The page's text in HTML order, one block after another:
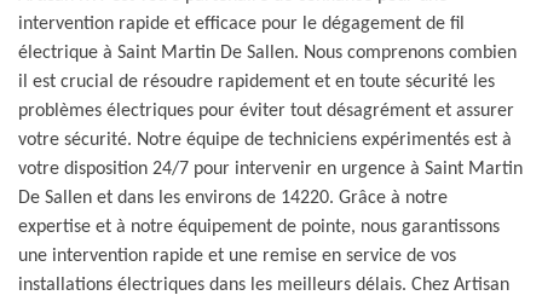
intervention rapide et efficace pour le dégagement de fil
électrique à Saint Martin De Sallen. Nous comprenons combien
il est crucial de résoudre rapidement et en toute sécurité les
problèmes électriques pour éviter tout désagrément et assurer
votre sécurité. Notre équipe de techniciens expérimentés est à
votre disposition 24/7 pour intervenir en urgence à Saint Martin
De Sallen et dans les environs de 14220. Grâce à notre
expertise et à notre équipement de pointe, nous garantissons
une intervention rapide et une remise en service de vos
installations électriques dans les meilleurs délais. Chez Artisan